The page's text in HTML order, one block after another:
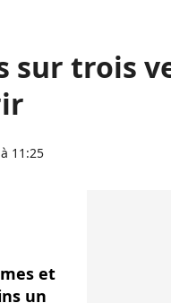
sur trois
11:25
et
un